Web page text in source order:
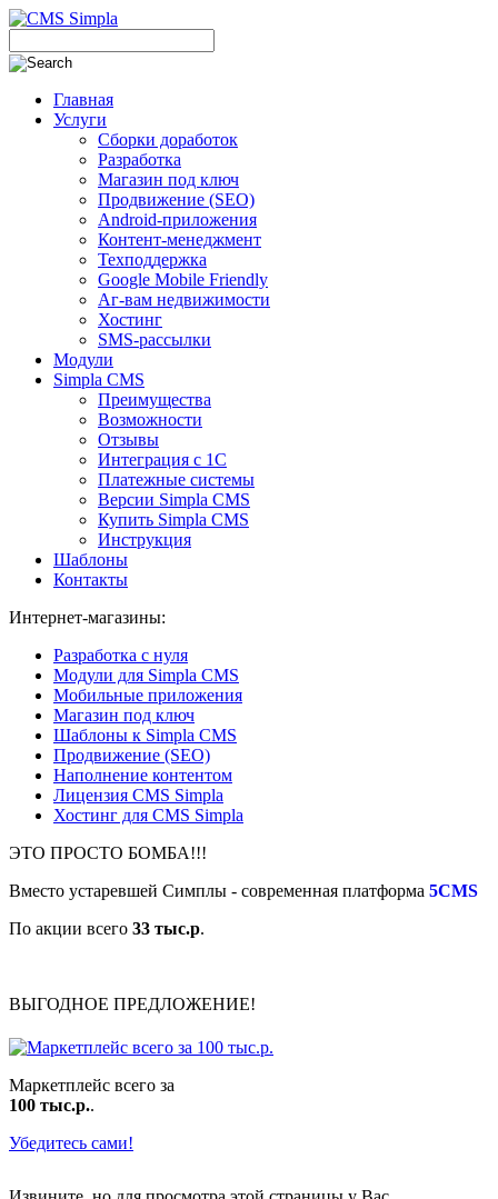
Главная
Услуги
Сборки доработок
Разработка
Магазин под ключ
Продвижение (SEO)
Android-приложения
Контент-менеджмент
Техподдержка
Google Mobile Friendly
Аг-вам недвижимости
Хостинг
SMS-рассылки
Модули
Simpla CMS
Преимущества
Возможности
Отзывы
Интеграция с 1С
Платежные системы
Версии Simpla CMS
Купить Simpla CMS
Инструкция
Шаблоны
Контакты
Интернет-магазины:
Разработка с нуля
Модули для Simpla CMS
Мобильные приложения
Магазин под ключ
Шаблоны к Simpla CMS
Продвижение (SEO)
Наполнение контентом
Лицензия CMS Simpla
Хостинг для CMS Simpla
ЭТО ПРОСТО БОМБА!!!
Вместо устаревшей Симплы - современная платформа 5СМS
По акции всего 33 тыс.р.
ВЫГОДНОЕ ПРЕДЛОЖЕНИЕ!
Маркетплейс всего за
100 тыс.р..
Убедитесь сами!